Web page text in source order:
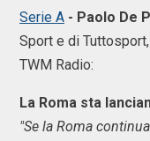
Serie A - Paolo De
Sport e di
TWM Radio:
La Roma sta
"Se la Roma